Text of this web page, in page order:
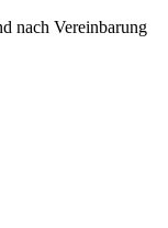
nach Vereinbarung